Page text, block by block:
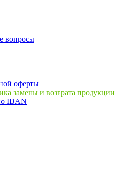
вопросы
оферты
замены и возврата продукции
IBAN